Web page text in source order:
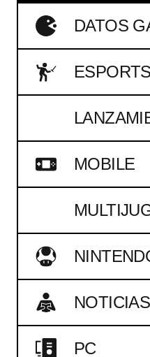
DATOS
ESPORTS
MOBILE
NOTICIAS
PC